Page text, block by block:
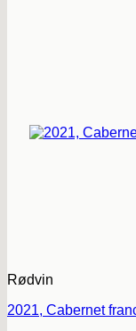
Rødvin
2021, Cabernet